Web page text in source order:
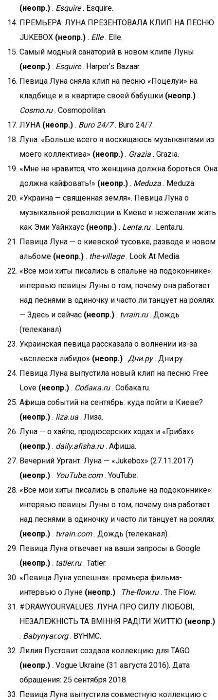
(неопр.) . Esquire. Esquire.
ПРЕМЬЕРА: ЛУНА ПРЕЗЕНТОВАЛА КЛИП НА ПЕСНЮ
JUKEBOX (неопр.) . Elle. Elle.
Самый модный санаторий в новом клипе Луны
(неопр.) . Esquire. Harper’s Bazaar.
Певица Луна сняла клип на песню «Поцелуи» на
кладбище и в квартире своей бабушки (неопр.) .
Cosmo.ru. Cosmopolitan.
ЛУНА (неопр.) . Buro 24/7. Buro 24/7.
Луна: «Больше всего я восхищаюсь музыкантами из
моего коллектива» (неопр.) . Grazia . Grazia.
«Мне не нравится, что женщина должна бороться. Она
должна кайфовать!» (неопр.) . Meduza . Meduza.
«Украина — священная земля». Певица Луна о
музыкальной революции в Киеве и нежелании жить
как Эми Уайнхаус (неопр.) . Lenta.ru. Lenta.ru.
Певица Луна — о киевской тусовке, разводе и новом
альбоме (неопр.) . the-village. Look At Media.
«Все мои хиты писались в спальне на подоконнике»:
интервью певицы Луны о том, почему она работает
над песнями в одиночку и часто ли танцует на роялях
— Здесь и сейчас (неопр.) . tvrain.ru. Дождь
(телеканал).
Украинская певица рассказала о волнении из-за
«всплеска либидо» (неопр.) . Дни.ру. Дни.ру.
Певица Луна выпустила новый клип на песню Free
Love (неопр.) . Собака.ru. Собака.ru.
Афиша событий на сентябрь: куда пойти в Киеве?
(неопр.) . liza.ua . Лиза.
Луна — о хайпе, продюсерских ходах и «Грибах»
(неопр.) . daily.afisha.ru. Афиша.
Вечерний Ургант. Луна — «Jukebox» (27.11.2017)
(неопр.) . YouTube.com. YouTube.
«Все мои хиты писались в спальне на подоконнике»:
интервью певицы Луны о том, почему она работает
над песнями в одиночку и часто ли танцует на роялях
(неопр.) . tvrain.com. Дождь (телеканал).
Певица Луна отвечает на ваши запросы в Google
(неопр.) . tatler.ru. Tatler.
«Певица Луна успешна»: премьера фильма-
интервью о Луне (неопр.) . The-flow.ru. The Flow.
#DRAWYOURVALUES. ЛУНА ПРО СИЛУ ЛЮБОВІ,
НЕЗАЛЕЖНІСТЬ ТА ВМІННЯ РАДІТИ ЖИТТЮ (неопр.)
. Babynyar.org. BYHMC.
Лилия Пустовит создала коллекцию для TAGO
(неопр.) . Vogue Ukraine (31 августа 2016). Дата
обращения: 25 сентября 2018.
Певица Луна выпустила совместную коллекцию с